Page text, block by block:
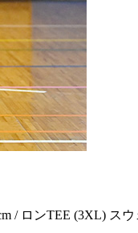
/ ロンTEE (3XL) ス